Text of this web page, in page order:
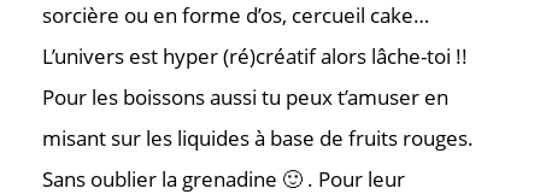
sorcière ou en forme d’os, cercueil cake…
L’univers est hyper (ré)créatif alors lâche-toi !!
Pour les boissons aussi tu peux t’amuser en
misant sur les liquides à base de fruits rouges.
Sans oublier la grenadine 🙂 . Pour leur